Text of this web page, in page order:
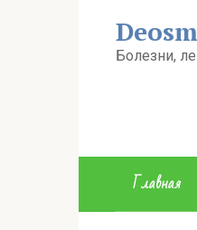
Болезни,
Главная